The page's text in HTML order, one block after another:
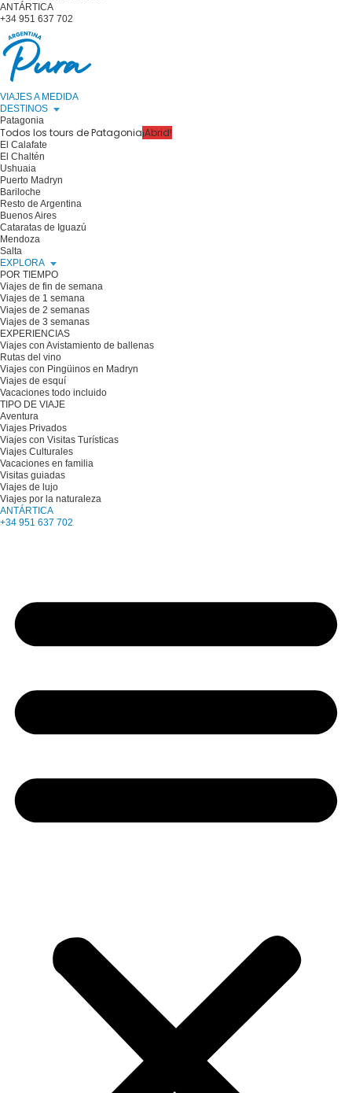
ANTÁRTICA
+34 951 637 702
VIAJES A MEDIDA
DESTINOS
Patagonia
Todos los tours de Patagonia¡Abrid!
El Calafate
El Chaltén
Ushuaia
Puerto Madryn
Bariloche
Resto de Argentina
Buenos Aires
Cataratas de Iguazú
Mendoza
Salta
EXPLORA
POR TIEMPO
Viajes de fin de semana
Viajes de 1 semana
Viajes de 2 semanas
Viajes de 3 semanas
EXPERIENCIAS
Viajes con Avistamiento de ballenas
Rutas del vino
Viajes con Pingüinos en Madryn
Viajes de esquí
Vacaciones todo incluido
TIPO DE VIAJE
Aventura
Viajes Privados
Viajes con Visitas Turísticas
Viajes Culturales
Vacaciones en familia
Visitas guiadas
Viajes de lujo
Viajes por la naturaleza
ANTÁRTICA
+34 951 637 702